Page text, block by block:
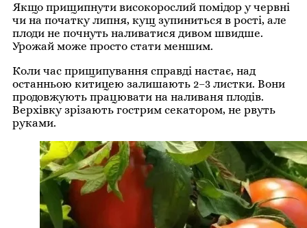
Якщо прищипнути високорослий помідор у червні
чи на початку липня, кущ зупиниться в рості, але
плоди не почнуть наливатися дивом швидше.
Урожай може просто стати меншим.
Коли час прищипування справді настає, над
останньою китицею залишають 2–3 листки. Вони
продовжують працювати на наливаня плодів.
Верхівку зрізають гострим секатором, не рвуть
руками.